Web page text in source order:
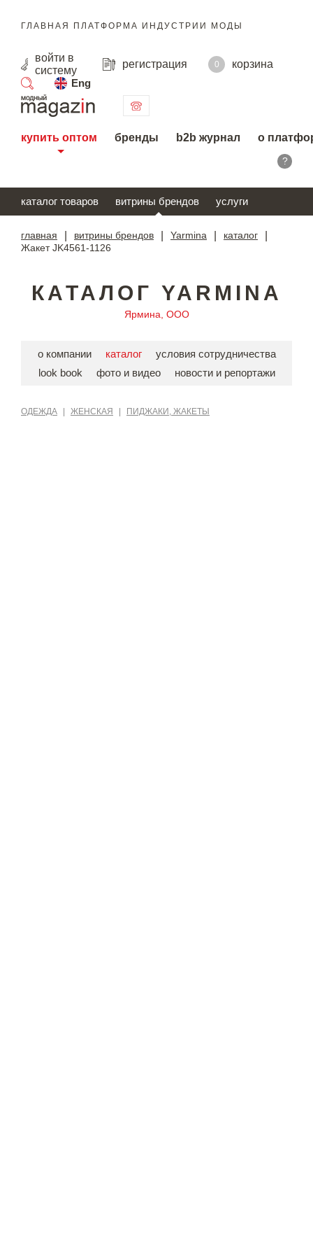
ГЛАВНАЯ ПЛАТФОРМА ИНДУСТРИИ МОДЫ
войти в
систему
регистрация 0
корзина
Eng
поиск
купить оптом бренды b2b журнал о
?
каталог товаров витрины брендов услуги
главная витрины брендов Yarmina каталог
Жакет JK4561-1126
КАТАЛОГ YARMINA
Ярмина, ООО
о компании каталог
условия сотрудничества
look book
фото и видео новости и репортажи
ОДЕЖДА ЖЕНСКАЯ ПИДЖАКИ, ЖАКЕТЫ